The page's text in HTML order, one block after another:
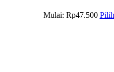
Mulai: Rp47.500